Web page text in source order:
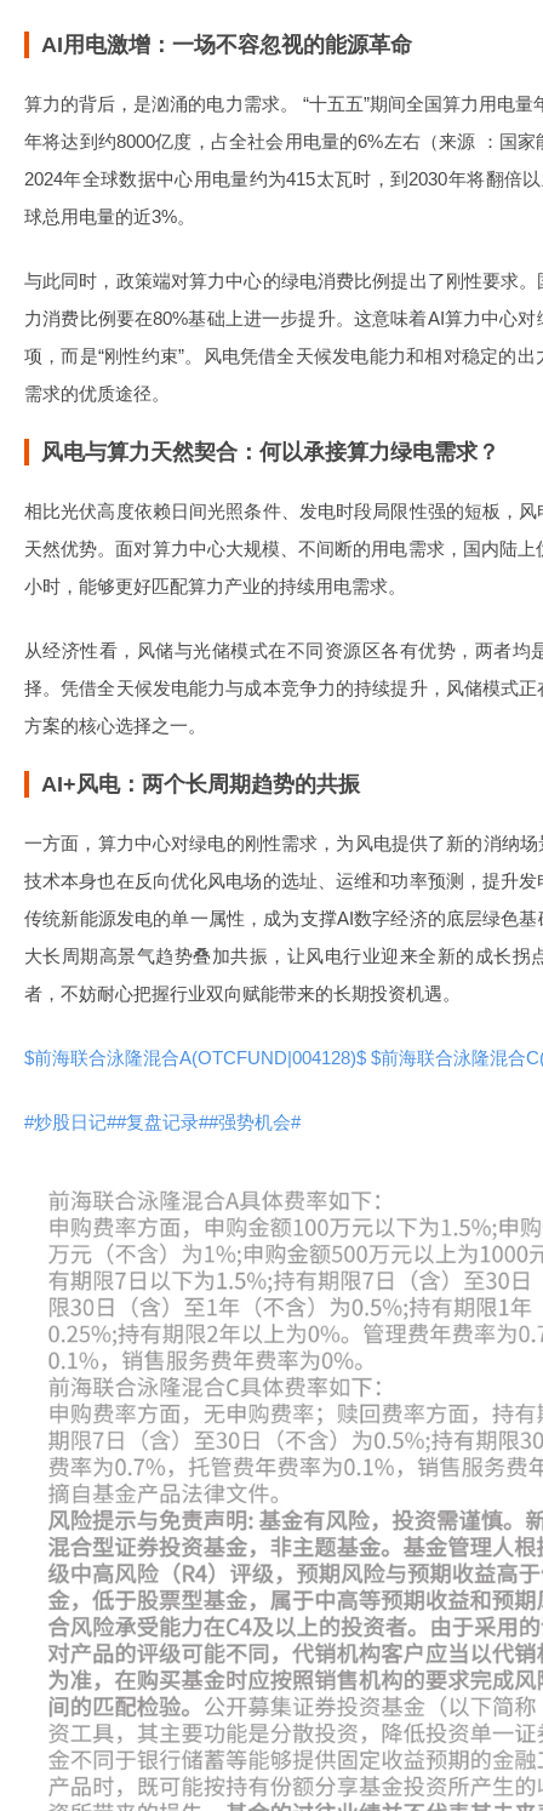
AI用电激增：一场不容忽视的能源革命
算力的背后，是汹涌的电力需求。 “十五五”期间全国算力用电
年将达到约8000亿度，占全社会用电量的6%左右（来源 ：国
2024年全球数据中心用电量约为415太瓦时，到2030年将翻倍
球总用电量的近3%。
与此同时，政策端对算力中心的绿电消费比例提出了刚性要求
力消费比例要在80%基础上进一步提升。这意味着AI算力中心
项，而是“刚性约束”。风电凭借全天候发电能力和相对稳定的
需求的优质途径。
风电与算力天然契合：何以承接算力绿电需求？
相比光伏高度依赖日间光照条件、发电时段局限性强的短板，
天然优势。面对算力中心大规模、不间断的用电需求，国内陆
小时，能够更好匹配算力产业的持续用电需求。
从经济性看，风储与光储模式在不同资源区各有优势，两者均
择。凭借全天候发电能力与成本竞争力的持续提升，风储模式
方案的核心选择之一。
AI+风电：两个长周期趋势的共振
一方面，算力中心对绿电的刚性需求，为风电提供了新的消纳
技术本身也在反向优化风电场的选址、运维和功率预测，提升
传统新能源发电的单一属性，成为支撑AI数字经济的底层绿色
大长周期高景气趋势叠加共振，让风电行业迎来全新的成长拐
者，不妨耐心把握行业双向赋能带来的长期投资机遇。
$前海联合泳隆混合A(OTCFUND|004128)$ $前海联合泳隆混合
#炒股日记##复盘记录##强势机会#